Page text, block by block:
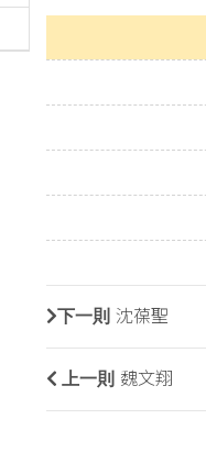
下一則 沈葆聖
上一則 魏文翔